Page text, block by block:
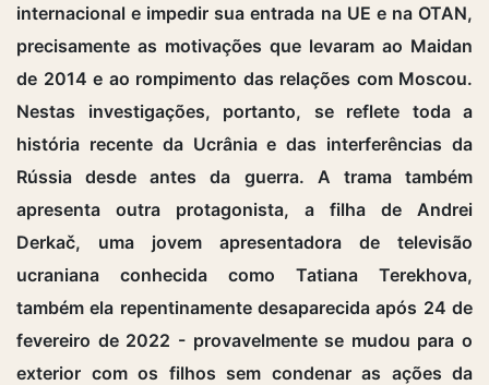
internacional e impedir sua entrada na UE e na OTAN,
precisamente as motivações que levaram ao Maidan
de 2014 e ao rompimento das relações com Moscou.
Nestas investigações, portanto, se reflete toda a
história recente da Ucrânia e das interferências da
Rússia desde antes da guerra. A trama também
apresenta outra protagonista, a filha de Andrei
Derkač, uma jovem apresentadora de televisão
ucraniana conhecida como Tatiana Terekhova,
também ela repentinamente desaparecida após 24 de
fevereiro de 2022 - provavelmente se mudou para o
exterior com os filhos sem condenar as ações da